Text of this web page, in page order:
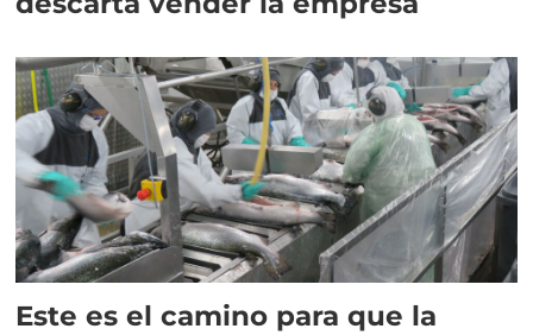
Este es el camino para que la